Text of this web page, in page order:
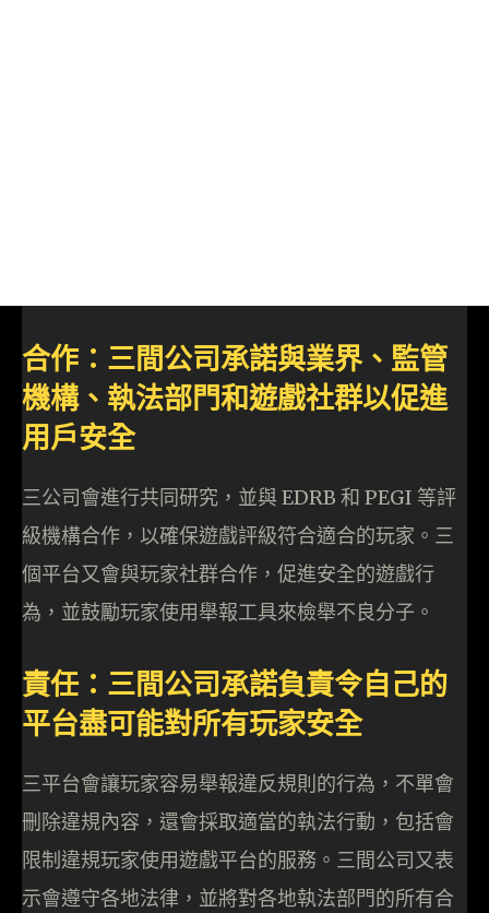
合作：三間公司承諾與業界、監管
機構、執法部門和遊戲社群以促進
用戶安全
三公司會進行共同研究，並與 EDRB 和 PEGI 等評
級機構合作，以確保遊戲評級符合適合的玩家。三
個平台又會與玩家社群合作，促進安全的遊戲行
為，並鼓勵玩家使用舉報工具來檢舉不良分子。
責任：三間公司承諾負責令自己的
平台盡可能對所有玩家安全
三平台會讓玩家容易舉報違反規則的行為，不單會
刪除違規內容，還會採取適當的執法行動，包括會
限制違規玩家使用遊戲平台的服務。三間公司又表
示會遵守各地法律，並將對各地執法部門的所有合